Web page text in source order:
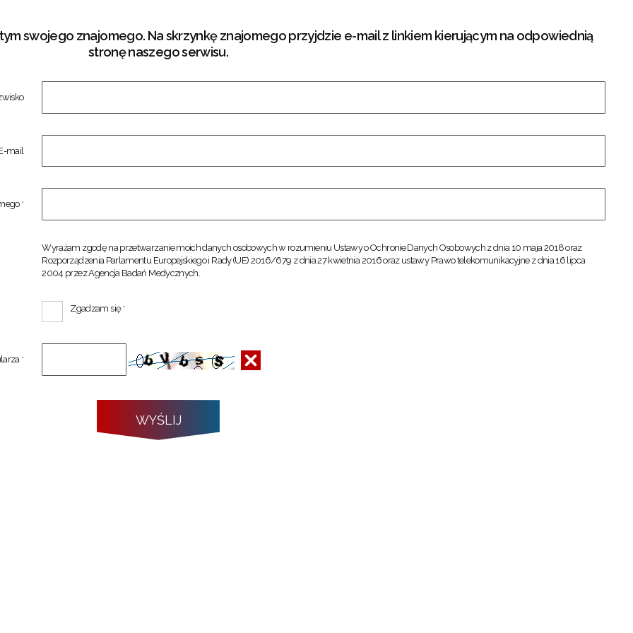
swojego znajomego. Na skrzynkę znajomego przyjdzie e-mail z linkiem kierującym na odpowiednią
stronę naszego serwisu.
mail
*
Wyrażam zgodę na przetwarzanie moich danych osobowych w rozumieniu Ustawy o Ochronie Danych Osobowych z dnia 10 maja 2018 oraz
Rozporządzenia Parlamentu Europejskiego i Rady (UE) 2016/679 z dnia 27 kwietnia 2016 oraz ustawy Prawo telekomunikacyjne z dnia 16 lipca
2004 przez Agencja Badań Medycznych.
Zgadzam się*
*